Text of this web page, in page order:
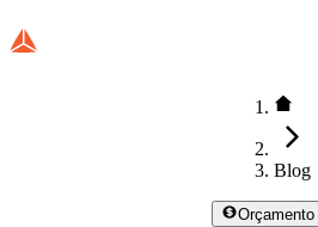
Blog
Orçamento